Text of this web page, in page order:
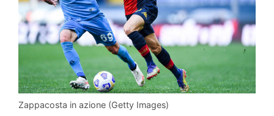
Zappacosta in azione (Getty Images)